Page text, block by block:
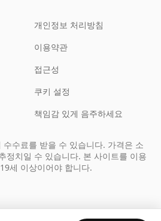
개인정보 처리방침
이용약관
접근성
쿠키 설정
책임감 있게 음주하세요
수료를 받을 수 있습니다. 가격은 소
정치일 수 있습니다. 본 사이트를 이용
세 이상이어야 합니다.